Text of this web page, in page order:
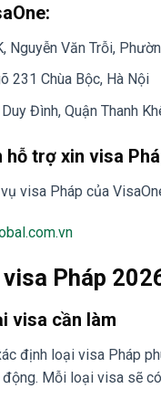
Nguyễn Văn Trỗi,
231 Chùa Bộc, Hà Nội
Đình, Quận Thanh
hỗ trợ xin visa
visa Pháp của
Pháp
visa cần làm
định loại visa Pháp
Mỗi loại visa sẽ